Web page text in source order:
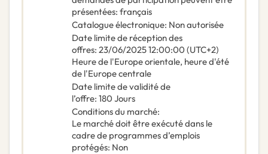
présentées: français
Catalogue électronique: Non autorisée
Date limite de réception des
offres: 23/06/202512:00:00 (UTC+2)
Heure de l'Europe orientale, heure d'été
de l'Europe centrale
Date limite de validité de
l’offre: 180 Jours
Conditions du marché:
Le marché doit être exécuté dans le
cadre de programmes d’emplois
protégés: Non